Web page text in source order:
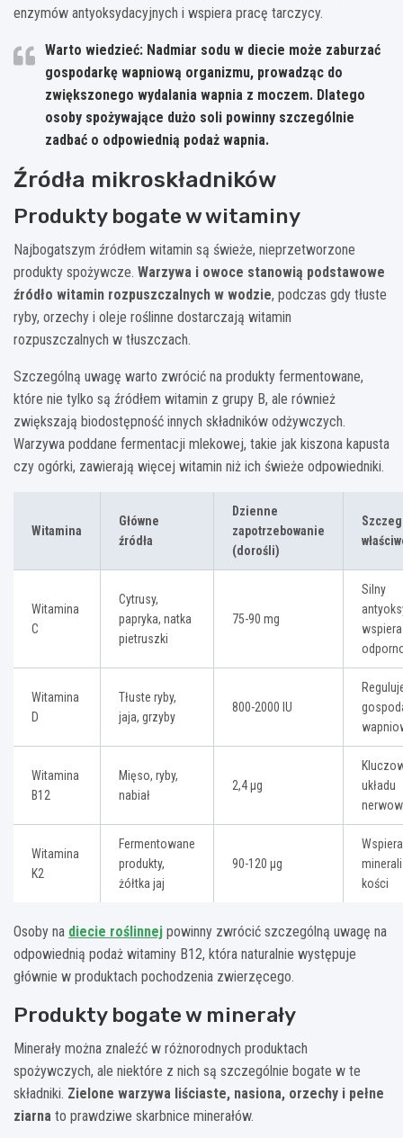
enzymów antyoksydacyjnych i wspiera pracę tarczycy.
Warto wiedzieć: Nadmiar sodu w diecie może zaburzać
gospodarkę wapniową organizmu, prowadząc do
zwiększonego wydalania wapnia z moczem. Dlatego
osoby spożywające dużo soli powinny szczególnie
zadbać o odpowiednią podaż wapnia.
Źródła mikroskładników
Produkty bogate w witaminy
Najbogatszym źródłem witamin są świeże, nieprzetworzone
produkty spożywcze. Warzywa i owoce stanowią podstawowe
źródło witamin rozpuszczalnych w wodzie, podczas gdy tłuste
ryby, orzechy i oleje roślinne dostarczają witamin
rozpuszczalnych w tłuszczach.
Szczególną uwagę warto zwrócić na produkty fermentowane,
które nie tylko są źródłem witamin z grupy B, ale również
zwiększają biodostępność innych składników odżywczych.
Warzywa poddane fermentacji mlekowej, takie jak kiszona kapusta
czy ogórki, zawierają więcej witamin niż ich świeże odpowiedniki.
Witamina
Główne
źródła
Dzienne
zapotrzebowanie
(dorośli)
Witamina
C
Cytrusy,
papryka, natka
pietruszki
75-90 mg
Silny
wspiera
Witamina
D
Tłuste ryby,
jaja, grzyby
800-2000 IU
Witamina
B12
Mięso, ryby,
nabiał
2,4 µg
układu
Witamina
K2
Fermentowane
produkty,
żółtka jaj
90-120 µg
Wspiera
kości
Osoby na diecie roślinnej powinny zwrócić szczególną uwagę na
odpowiednią podaż witaminy B12, która naturalnie występuje
głównie w produktach pochodzenia zwierzęcego.
Produkty bogate w minerały
Minerały można znaleźć w różnorodnych produktach
spożywczych, ale niektóre z nich są szczególnie bogate w te
składniki. Zielone warzywa liściaste, nasiona, orzechy i pełne
ziarna to prawdziwe skarbnice minerałów.